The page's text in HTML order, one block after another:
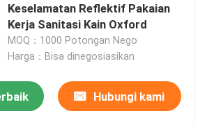
Keselamatan Reflektif Pakaian
Kerja Sanitasi Kain Oxford
MOQ：1000 Potongan Nego
Harga：Bisa dinegosiasikan
Hubungi kami